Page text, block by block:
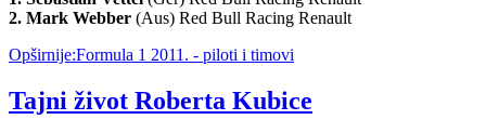
2. Mark Webber (Aus) Red Bull Racing Renault
Opširnije:Formula 1 2011. - piloti i timovi
Tajni život Roberta Kubice